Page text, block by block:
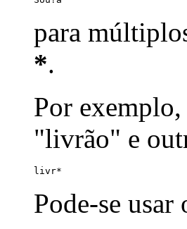
para
*.
Por
"livrão" e
livr*
Pode-se